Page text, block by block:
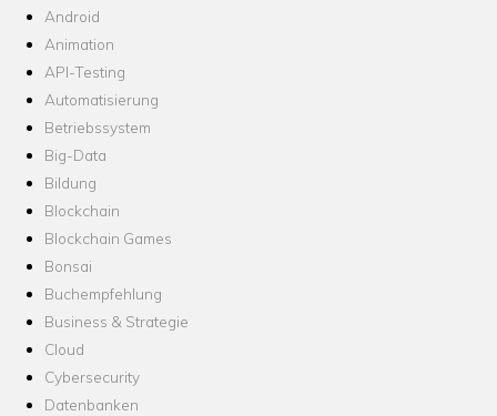
Android
Animation
API-Testing
Automatisierung
Betriebssystem
Big-Data
Bildung
Blockchain
Blockchain Games
Bonsai
Buchempfehlung
Business & Strategie
Cloud
Cybersecurity
Datenbanken